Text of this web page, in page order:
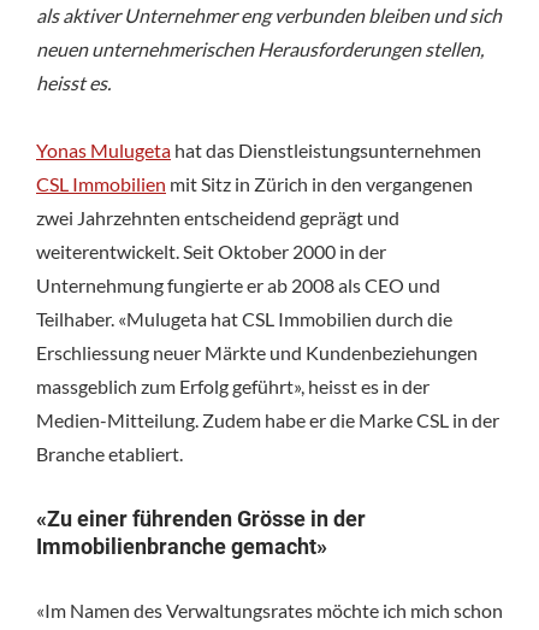
als aktiver Unternehmer eng verbunden bleiben und sich
neuen unternehmerischen Herausforderungen stellen,
heisst es.
Yonas Mulugeta hat das Dienstleistungsunternehmen
CSL Immobilien mit Sitz in Zürich in den vergangenen
zwei Jahrzehnten entscheidend geprägt und
weiterentwickelt. Seit Oktober 2000 in der
Unternehmung fungierte er ab 2008 als CEO und
Teilhaber. «Mulugeta hat CSL Immobilien durch die
Erschliessung neuer Märkte und Kundenbeziehungen
massgeblich zum Erfolg geführt», heisst es in der
Medien-Mitteilung. Zudem habe er die Marke CSL in der
Branche etabliert.
«Zu einer führenden Grösse in der
Immobilienbranche gemacht»
«Im Namen des Verwaltungsrates möchte ich mich schon